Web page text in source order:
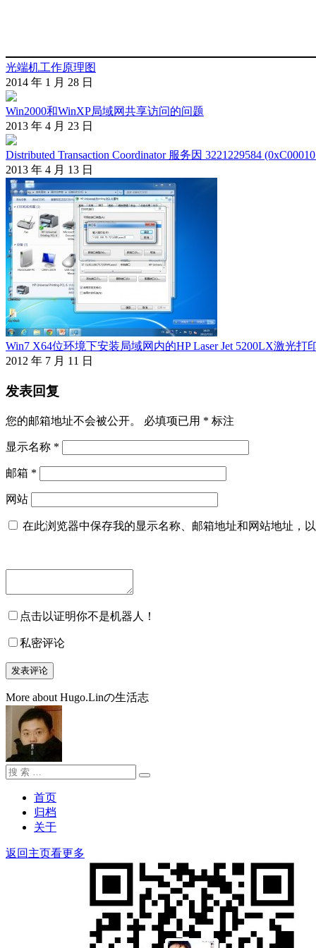
光端机工作原理图
2014 年 1 月 28 日
Win2000和WinXP局域网共享访问的问题
2013 年 4 月 23 日
Distributed Transaction Coordinator 服务因 3221229584
2013 年 4 月 13 日
Win7 X64位环境下安装局域网内的HP Laser Jet 5200LX激光打
2012 年 7 月 11 日
发表回复
您的邮箱地址不会被公开。 必填项已用 * 标注
显示名称 *
邮箱 *
网站
在此浏览器中保存我的显示名称、邮箱地址和网站地址，
点击以证明你不是机器人！
私密评论
More about Hugo.Linの生活志
搜
搜
首页
归档
关于
返回主页看更多